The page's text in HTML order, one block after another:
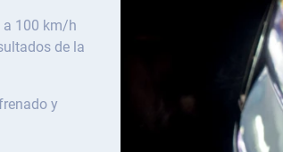
a 100 km/h
de la
y